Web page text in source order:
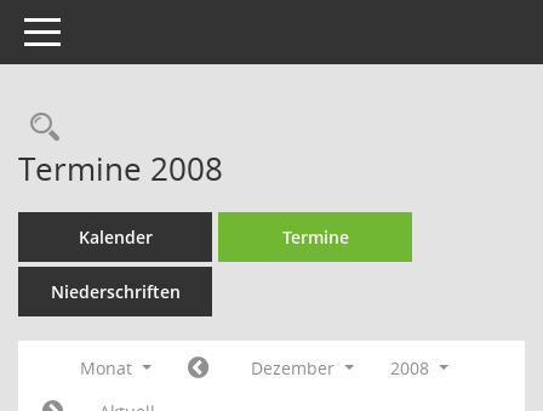
Toggle navigation
Rechercheauswahl
Termine 2008
Kalender Termine
Niederschriften
Monat Dezember
2008